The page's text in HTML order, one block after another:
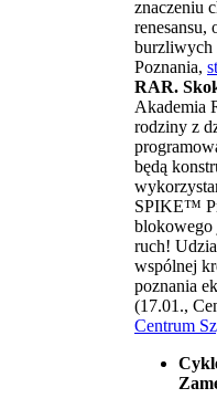
znaczeniu
renesansu,
burzliwych
Poznania,
RAR.
Akademia
rodziny z
będą
SPIKE™
blokowego
ruch!
wspólnej
poznania
(17.01.,
Centrum